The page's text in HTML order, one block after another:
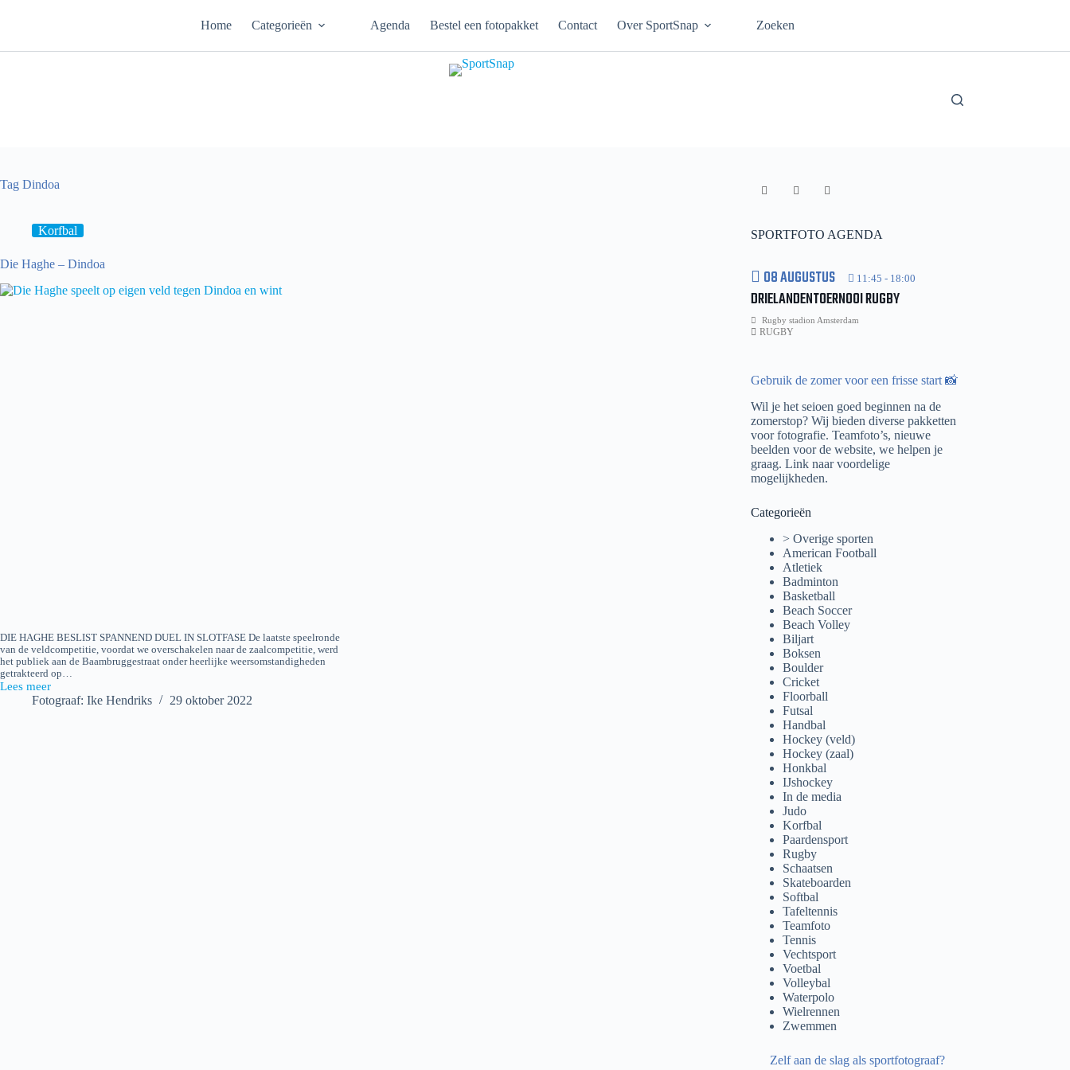
inhoud
Home Categorieën Agenda Bestel een fotopakket Contact Over SportSnap Zoeken
Tag Dindoa
Korfbal
Die Haghe – Dindoa
DIE HAGHE BESLIST SPANNEND DUEL IN SLOTFASE De laatste speelronde
van de veldcompetitie, voordat we overschakelen naar de zaalcompetitie, werd
het publiek aan de Baambruggestraat onder heerlijke weersomstandigheden
getrakteerd op…
Lees meer
Die
Fotograaf: Ike Hendriks 29 oktober 2022
SPORTFOTO AGENDA
08 AUGUSTUS 11:45 - 18:00
DRIELANDENTOERNOOI RUGBY
Rugby stadion Amsterdam
RUGBY
Gebruik de zomer voor een frisse start 📸
Wil je het seioen goed beginnen na de
zomerstop? Wij bieden diverse pakketten
voor fotografie. Teamfoto’s, nieuwe
beelden voor de website, we helpen je
graag.Link naar voordelige
mogelijkheden.
Categorieën
> Overige sporten
American Football
Atletiek
Badminton
Basketball
Beach Soccer
Beach Volley
Biljart
Boksen
Boulder
Cricket
Floorball
Futsal
Handbal
Hockey (veld)
Hockey (zaal)
Honkbal
IJshockey
In de media
Judo
Korfbal
Paardensport
Rugby
Schaatsen
Skateboarden
Softbal
Tafeltennis
Teamfoto
Tennis
Vechtsport
Voetbal
Volleybal
Waterpolo
Wielrennen
Zwemmen
Zelf aan de slag als sportfotograaf?